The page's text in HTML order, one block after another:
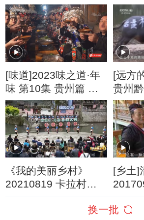
象 下
[味道]2023味之道·年
味 第10集 贵州篇 鞭
炮声声迎新春 苗寨盛
装贺新岁
[远方
贵州
《我的美丽乡村》
20210819 卡拉村的
[乡土]
换一批